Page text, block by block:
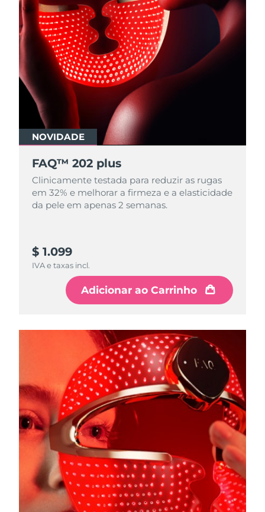
NOVIDADE
FAQ™ 202 plus
Clinicamente testada para reduzir as rugas
em 32% e melhorar a firmeza e a elasticidade
da pele em apenas 2 semanas.
$ 1.099
IVA e taxas incl.
Adicionar ao Carrinho